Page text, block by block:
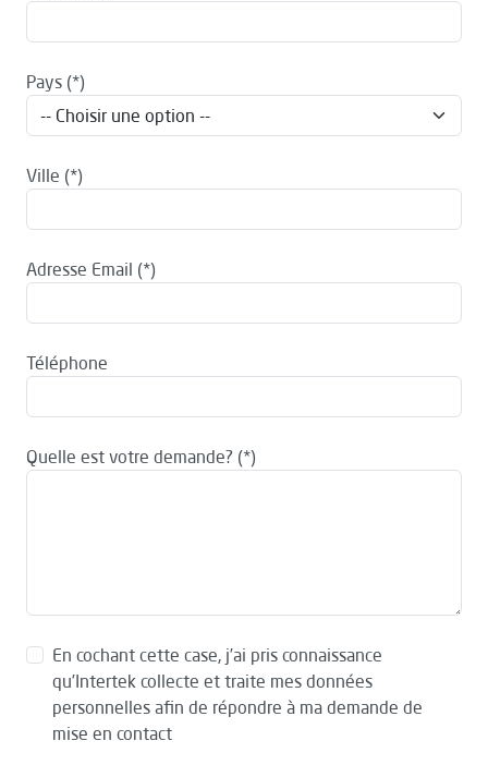
Pays
Ville
Adresse Email
Téléphone
Quelle est votre demande?
En cochant cette case, j’ai pris connaissance
qu’Intertek collecte et traite mes données
personnelles afin de répondre à ma demande de
mise en contact